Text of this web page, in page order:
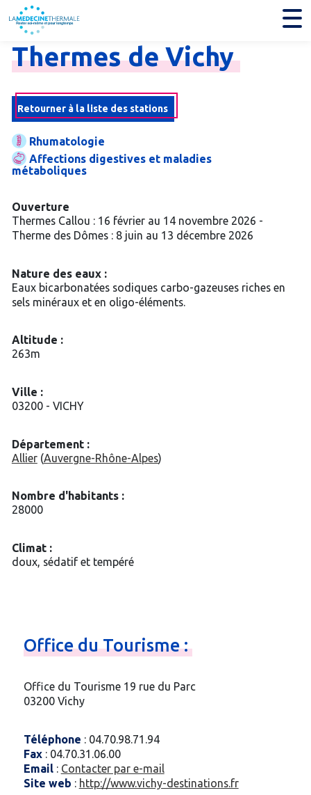
ThermesdeVichy
Retourner à la liste des stations
Rhumatologie
Affections digestives et maladies
métaboliques
Ouverture
Thermes Callou : 16 février au 14 novembre 2026 -
Therme des Dômes : 8 juin au 13 décembre 2026
Nature des eaux :
Eaux bicarbonatées sodiques carbo-gazeuses riches en
sels minéraux et en oligo-éléments.
Altitude :
263m
Ville :
03200 - VICHY
Département :
Allier(Auvergne-Rhône-Alpes)
Nombre d'habitants :
28000
Climat :
doux, sédatif et tempéré
OfficeduTourisme:
Office du Tourisme 19 rue du Parc
03200 Vichy
Téléphone : 04.70.98.71.94
Fax: 04.70.31.06.00
Email: Contacter par e-mail
Site web : http://www.vichy-destinations.fr